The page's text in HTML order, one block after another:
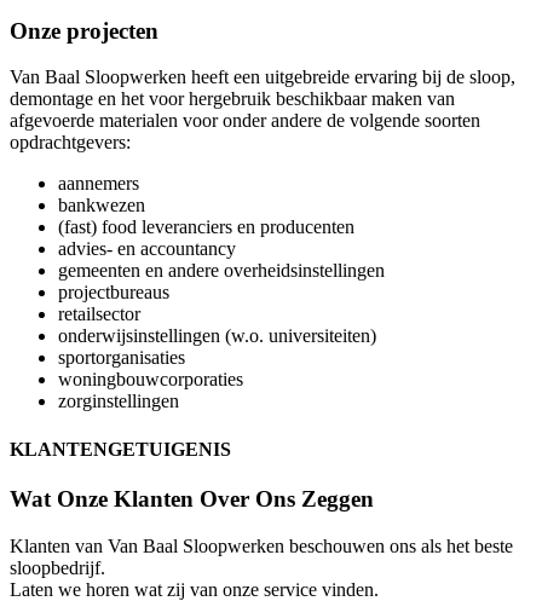
Onze projecten
Van Baal Sloopwerken heeft een uitgebreide ervaring bij de sloop,
demontage en het voor hergebruik beschikbaar maken van
afgevoerde materialen voor onder andere de volgende soorten
opdrachtgevers:
aannemers
bankwezen
(fast) food leveranciers en producenten
advies- en accountancy
gemeenten en andere overheidsinstellingen
projectbureaus
retailsector
onderwijsinstellingen (w.o. universiteiten)
sportorganisaties
woningbouwcorporaties
zorginstellingen
KLANTENGETUIGENIS
Wat Onze Klanten Over Ons Zeggen
Klanten van Van Baal Sloopwerken beschouwen ons als het beste
sloopbedrijf.
Laten we horen wat zij van onze service vinden.